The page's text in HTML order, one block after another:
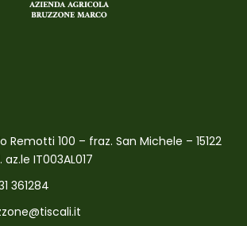
Remotti 100 – fraz. San Michele – 15122
IT003AL017
361284